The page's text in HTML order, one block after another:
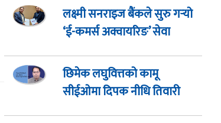
लक्ष्मी सनराइज बैंकले सुरु गर्‍यो
‘ई-कमर्स अक्वायरिङ’ सेवा
छिमेक लघुवित्तको कामू
सीईओमा दिपक नीधि तिवारी